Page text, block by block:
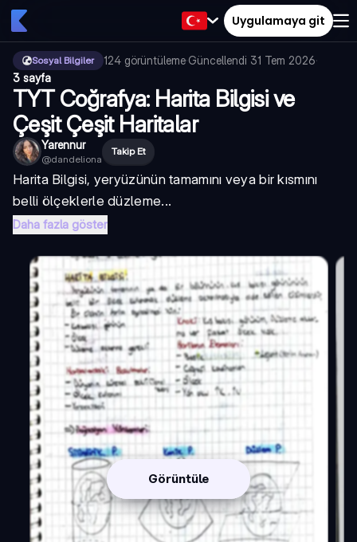
Uygulamaya git
Sosyal Bilgiler 124 görüntüleme·Güncellendi 31 Tem 2026·
3 sayfa
TYT Coğrafya: Harita Bilgisi ve
Çeşit Çeşit Haritalar
Yarennur
@dandeliona
Takip Et
Harita Bilgisi, yeryüzünün tamamını veya bir kısmını
belli ölçeklerle düzleme...
Daha fazla göster
Görüntüle